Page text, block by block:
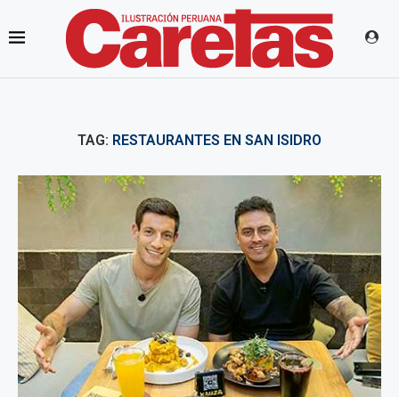
TAG: RESTAURANTES EN SAN ISIDRO